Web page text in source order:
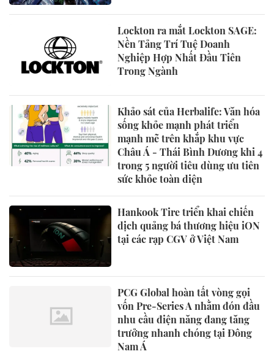
Lockton ra mắt Lockton SAGE:
Nền Tảng Trí Tuệ Doanh
Nghiệp Hợp Nhất Đầu Tiên
Trong Ngành
Khảo sát của Herbalife: Văn hóa
sống khỏe mạnh phát triển
mạnh mẽ trên khắp khu vực
Châu Á - Thái Bình Dương khi 4
trong 5 người tiêu dùng ưu tiên
sức khỏe toàn diện
Hankook Tire triển khai chiến
dịch quảng bá thương hiệu iON
tại các rạp CGV ở Việt Nam
PCG Global hoàn tất vòng gọi
vốn Pre-Series A nhằm đón đầu
nhu cầu điện năng đang tăng
trưởng nhanh chóng tại Đông
Nam Á